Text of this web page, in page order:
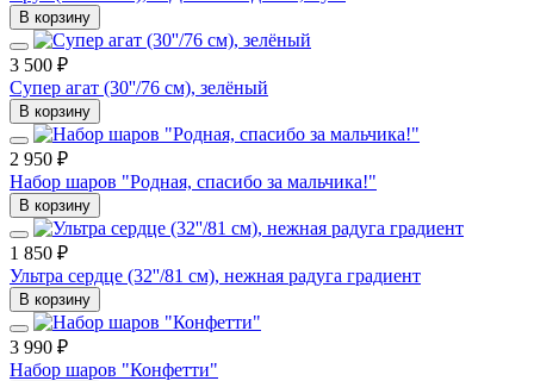
В корзину
3 500 ₽
Супер агат (30''/76 см), зелёный
В корзину
2 950 ₽
Набор шаров "Родная, спасибо за мальчика!"
В корзину
1 850 ₽
Ультра сердце (32''/81 см), нежная радуга градиент
В корзину
3 990 ₽
Набор шаров "Конфетти"